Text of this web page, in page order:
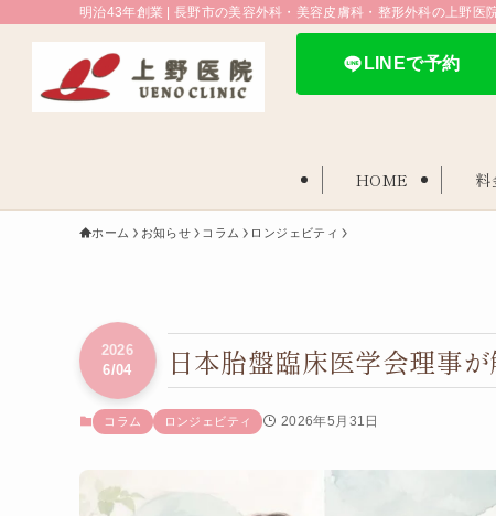
明治43年創業 | 長野市の美容外科・美容皮膚科・整形外科の上野医
HOME 料
LINEで予約
ホーム お知らせ コラム ロンジェビティ
日本胎盤臨床医学会理事
2026
6/04
コラム ロンジェビティ 2026年5月31日